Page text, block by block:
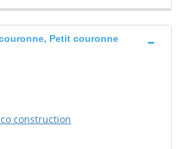
Petit couronne
construction